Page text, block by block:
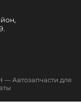
— Автозапчасти для